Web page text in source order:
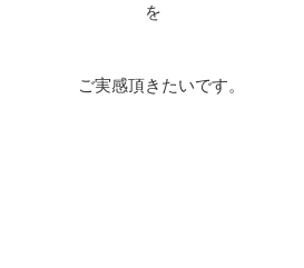
を
ご実感頂きたいです。